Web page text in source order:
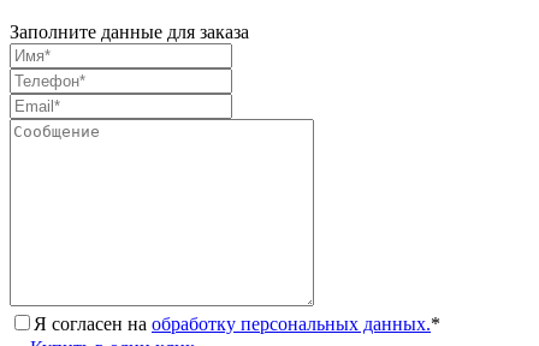
Заполните данные для заказа
Я согласен на обработку персональных данных.*